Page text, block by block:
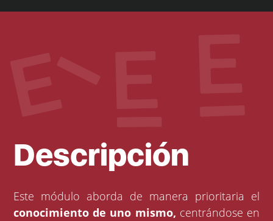
Descripción
Este módulo aborda de manera prioritaria el
conocimiento de uno mismo, centrándose en